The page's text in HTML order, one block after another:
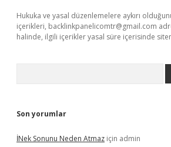
Hukuka ve yasal düzenlemelere aykırı
içerikleri, backlinkpanelicomtr@gmail.com
halinde, ilgili içerikler yasal süre içerisinde
Son yorumlar
İNek Sonunu Neden Atmaz için admin